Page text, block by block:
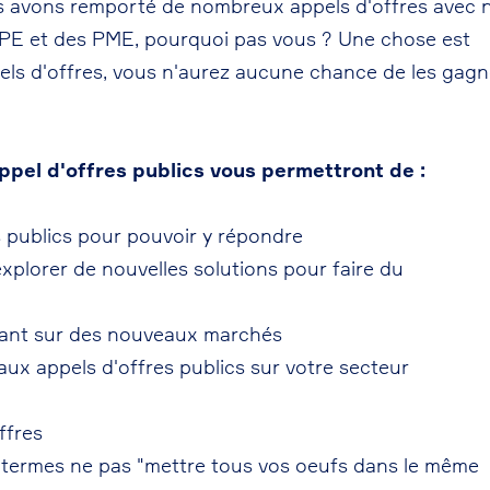
remporté de nombreux appels d'offres avec
et des PME, pourquoi pas vous ? Une chose est
d'offres, vous n'aurez aucune chance de les
d'offres publics vous permettront de :
pour pouvoir y répondre
de nouvelles solutions pour faire du
sur des nouveaux marchés
appels d'offres publics sur votre secteur
ne pas "mettre tous vos oeufs dans le même